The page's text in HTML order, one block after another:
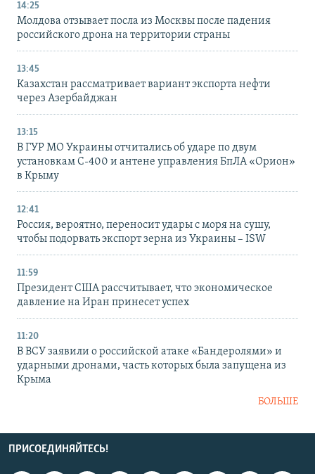
14:25
Молдова отзывает посла из Москвы после падения
российского дрона на территории страны
13:45
Казахстан рассматривает вариант экспорта нефти
через Азербайджан
13:15
В ГУР МО Украины отчитались об ударе по двум
установкам С-400 и антене управления БпЛА «Орион»
в Крыму
12:41
Россия, вероятно, переносит удары с моря на сушу,
чтобы подорвать экспорт зерна из Украины – ISW
11:59
Президент США рассчитывает, что экономическое
давление на Иран принесет успех
11:20
В ВСУ заявили о российской атаке «Бандеролями» и
ударными дронами, часть которых была запущена из
Крыма
БОЛЬШЕ
ПРИСОЕДИНЯЙТЕСЬ!